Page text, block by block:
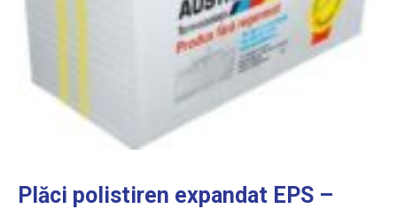
Plăci polistiren expandat EPS –